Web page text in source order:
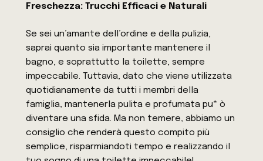
Freschezza: Trucchi Efficaci e Naturali
Se sei un’amante dell’ordine e della pulizia,
saprai quanto sia importante mantenere il
bagno, e soprattutto la toilette, sempre
impeccabile. Tuttavia, dato che viene utilizzata
quotidianamente da tutti i membri della
famiglia, mantenerla pulita e profumata pu* ò
diventare una sfida. Ma non temere, abbiamo un
consiglio che renderà questo compito più
semplice, risparmiandoti tempo e realizzando il